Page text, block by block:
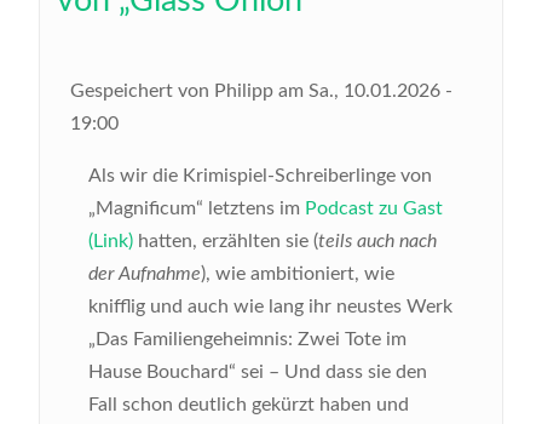
Gespeichert von Philipp am Sa., 10.01.2026 -
19:00
Als wir die Krimispiel-Schreiberlinge von
„Magnificum“ letztens im Podcast zu Gast
(Link) hatten, erzählten sie (teils auch nach
der Aufnahme), wie ambitioniert, wie
knifflig und auch wie lang ihr neustes Werk
„Das Familiengeheimnis: Zwei Tote im
Hause Bouchard“ sei – Und dass sie den
Fall schon deutlich gekürzt haben und